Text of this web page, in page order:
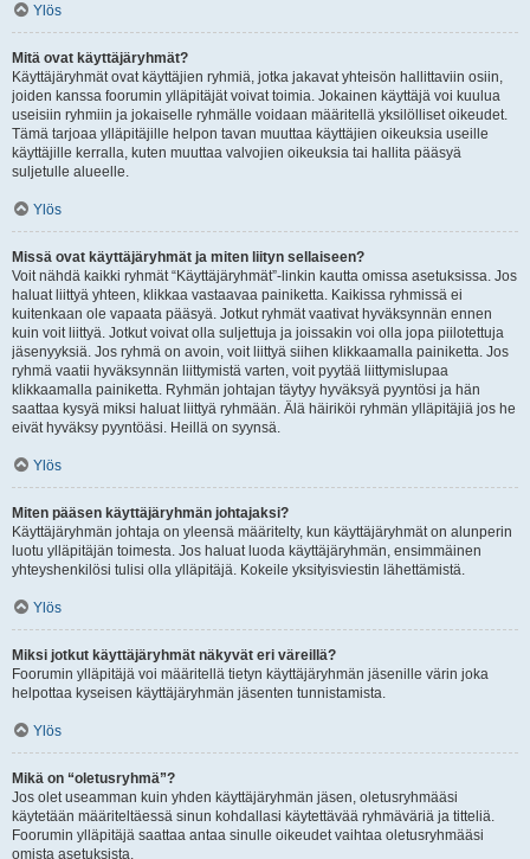
Ylös
Mitä ovat käyttäjäryhmät?
Käyttäjäryhmät ovat käyttäjien ryhmiä, jotka jakavat yhteisön hallittaviin osiin,
joiden kanssa foorumin ylläpitäjät voivat toimia. Jokainen käyttäjä voi kuulua
useisiin ryhmiin ja jokaiselle ryhmälle voidaan määritellä yksilölliset oikeudet.
Tämä tarjoaa ylläpitäjille helpon tavan muuttaa käyttäjien oikeuksia useille
käyttäjille kerralla, kuten muuttaa valvojien oikeuksia tai hallita pääsyä
suljetulle alueelle.
Ylös
Missä ovat käyttäjäryhmät ja miten liityn sellaiseen?
Voit nähdä kaikki ryhmät “Käyttäjäryhmät”-linkin kautta omissa asetuksissa. Jos
haluat liittyä yhteen, klikkaa vastaavaa painiketta. Kaikissa ryhmissä ei
kuitenkaan ole vapaata pääsyä. Jotkut ryhmät vaativat hyväksynnän ennen
kuin voit liittyä. Jotkut voivat olla suljettuja ja joissakin voi olla jopa piilotettuja
jäsenyyksiä. Jos ryhmä on avoin, voit liittyä siihen klikkaamalla painiketta. Jos
ryhmä vaatii hyväksynnän liittymistä varten, voit pyytää liittymislupaa
klikkaamalla painiketta. Ryhmän johtajan täytyy hyväksyä pyyntösi ja hän
saattaa kysyä miksi haluat liittyä ryhmään. Älä häiriköi ryhmän ylläpitäjiä jos he
eivät hyväksy pyyntöäsi. Heillä on syynsä.
Ylös
Miten pääsen käyttäjäryhmän johtajaksi?
Käyttäjäryhmän johtaja on yleensä määritelty, kun käyttäjäryhmät on alunperin
luotu ylläpitäjän toimesta. Jos haluat luoda käyttäjäryhmän, ensimmäinen
yhteyshenkilösi tulisi olla ylläpitäjä. Kokeile yksityisviestin lähettämistä.
Ylös
Miksi jotkut käyttäjäryhmät näkyvät eri väreillä?
Foorumin ylläpitäjä voi määritellä tietyn käyttäjäryhmän jäsenille värin joka
helpottaa kyseisen käyttäjäryhmän jäsenten tunnistamista.
Ylös
Mikä on “oletusryhmä”?
Jos olet useamman kuin yhden käyttäjäryhmän jäsen, oletusryhmääsi
käytetään määriteltäessä sinun kohdallasi käytettävää ryhmäväriä ja titteliä.
Foorumin ylläpitäjä saattaa antaa sinulle oikeudet vaihtaa oletusryhmääsi
omista asetuksista.